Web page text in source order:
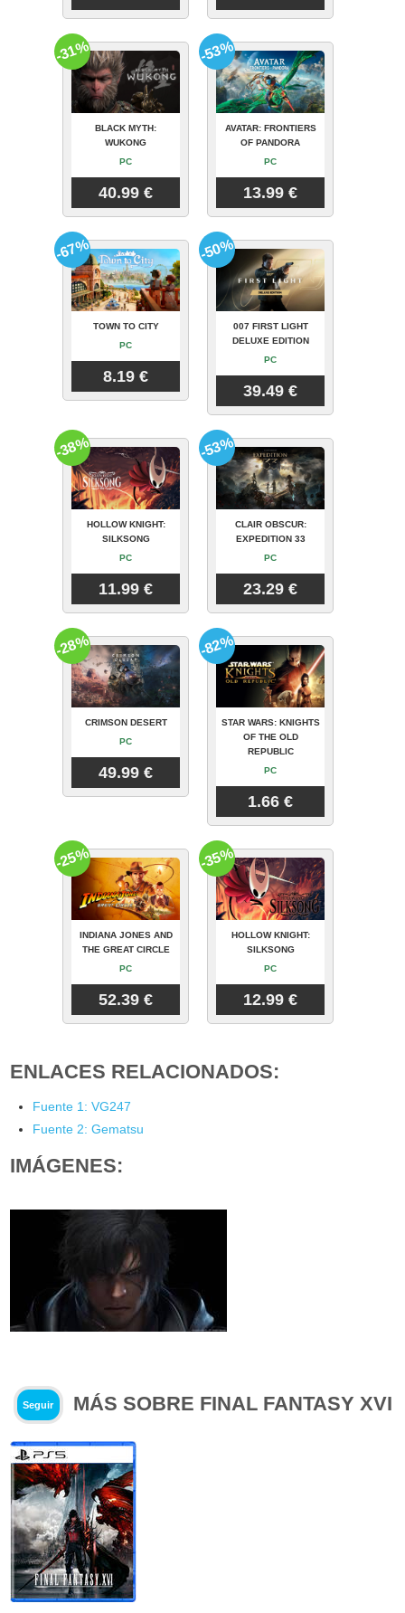
BLACK MYTH:
WUKONG
PC
40.99 €
-31%
AVATAR: FRONTIERS
OF PANDORA
PC
13.99 €
-53%
TOWN TO CITY
PC
8.19 €
-67%
007 FIRST LIGHT
DELUXE EDITION
PC
39.49 €
-50%
HOLLOW KNIGHT:
SILKSONG
PC
11.99 €
-38%
CLAIR OBSCUR:
EXPEDITION 33
PC
23.29 €
-53%
CRIMSON DESERT
PC
49.99 €
-28%
STAR WARS: KNIGHTS
OF THE OLD
REPUBLIC
PC
1.66 €
-82%
INDIANA JONES AND
THE GREAT CIRCLE
PC
52.39 €
-25%
HOLLOW KNIGHT:
SILKSONG
PC
12.99 €
-35%
ENLACES RELACIONADOS:
Fuente 1: VG247
Fuente 2: Gematsu
IMÁGENES:
Seguir MÁS SOBRE FINAL FANTASY XVI